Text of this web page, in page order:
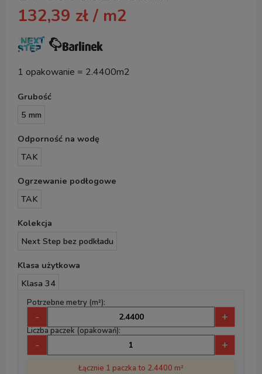
132,39 zł / m2
1 opakowanie = 2.4400m2
Grubość
5 mm
Odporność na wodę
TAK
Ogrzewanie podłogowe
TAK
Kolekcja
Next Step bez podkładu
Klasa użytkowa
Klasa 34
Potrzebne metry (m²):
- +
Liczba paczek (opakowań):
- +
Łącznie 1 paczka to 2.4400 m²